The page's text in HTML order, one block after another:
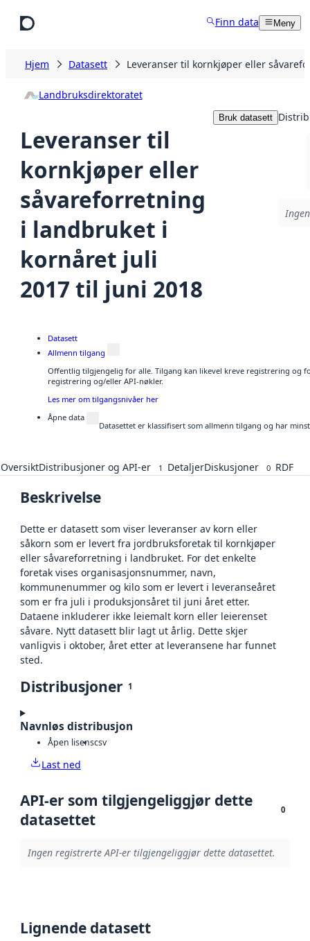
Finn data Meny
Hjem Datasett Leveranser til kornkjøper eller
Landbruksdirektoratet
Leveranser til
kornkjøper eller
såvareforretning
i landbruket i
kornåret juli
2017 til juni 2018
Bruk datasett
Datasett
Allmenn tilgang
Offentlig tilgjengelig for alle. Tilgang kan likevel kreve registrering og
registrering og/eller API-nøkler.
Les mer om tilgangsnivåer her
Åpne data
Datasettet er klassifisert som allmenn tilgang og har
OversiktDistribusjoner og API-er 1 DetaljerDiskusjoner 0 RDF
Beskrivelse
Dette er datasett som viser leveranser av korn eller
såkorn som er levert fra jordbruksforetak til kornkjøper
eller såvareforretning i landbruket. For det enkelte
foretak vises organisasjonsnummer, navn,
kommunenummer og kilo som er levert i leveranseåret
som er fra juli i produksjonsåret til juni året etter.
Dataene inkluderer ikke leiemalt korn eller leierenset
såvare. Nytt datasett blir lagt ut årlig. Dette skjer
vanligvis i oktober, året etter at leveransene har funnet
sted.
Distribusjoner 1
Navnløs distribusjon
Åpen lisenscsv
Last ned
API-er som tilgjengeliggjør dette
datasettet
0
Ingen registrerte API-er tilgjengeliggjør dette datasettet.
Lignende datasett